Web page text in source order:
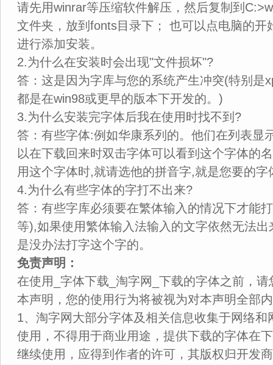
请先用winrar等压缩软件解压，然后复制到
文件夹，放到fonts目录下； 也可以点电脑的开
进行添加安装。
2.为什么在安装时会出现"文件损坏"?
答：这是因为字库与您的系统产生冲突(特别是
都是在win98或更早的版本下开发的。)
3.为什么安装完字体后我在使用时找不到?
答：有些字体:例如华康系列的。他们在列表显
以在下载回来时双击字体可以看到这个字体的
用这个字体时,就请选他的拼音字,就是您要的字
4.为什么有些字体的字打不出来?
答：有些字库必须要在繁体输入的情况下才能
等),如果使用繁体输入法输入的文字依然无法
是没办法打字这个字的。
免责声明：
在使用_字体下载_淘字网_下载的字体之前，
本声明，您的使用行为将被视为对本声明全部
1、淘字网大部分字体及相关信息收集于网络
使用，不得用于商业用途，提供下载的字体在
继续使用，应得到作者的许可，其版权归开发